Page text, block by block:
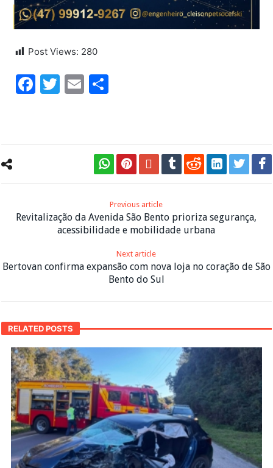
Post Views: 280
Facebook
Twitter
Email
Previous article
Revitalização da Avenida São Bento prioriza segurança,
acessibilidade e mobilidade urbana
Next article
Bertovan confirma expansão com nova loja no coração de São
Bento do Sul
RELATED POSTS